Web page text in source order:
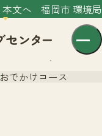
本文へ 福岡市 環境局
おでかけコース